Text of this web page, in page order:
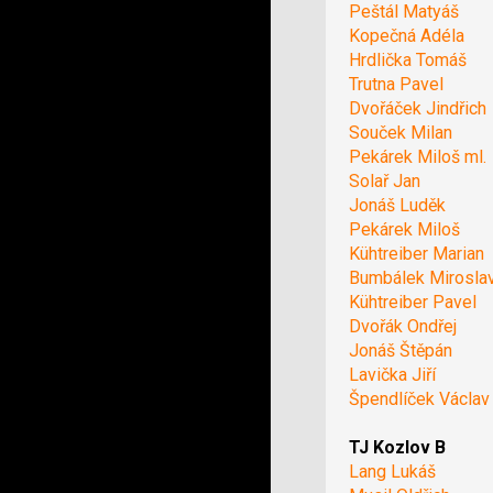
Peštál Matyáš
Kopečná Adéla
Hrdlička Tomáš
Trutna Pavel
Dvořáček Jindřich
Souček Milan
Pekárek Miloš ml.
Solař Jan
Jonáš Luděk
Pekárek Miloš
Kühtreiber Marian
Bumbálek
Kühtreiber Pavel
Dvořák Ondřej
Jonáš Štěpán
Lavička Jiří
Špendlíček Václav
TJ Kozlov B
Lang Lukáš